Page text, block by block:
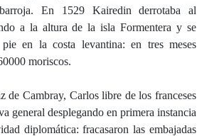
En 1529 Kairedin derrotaba al
a la altura de la isla Formentera y se
en la costa levantina: en tres meses
moriscos.
de Cambray, Carlos libre de los franceses
general desplegando en primera instancia
diplomática: fracasaron las embajadas